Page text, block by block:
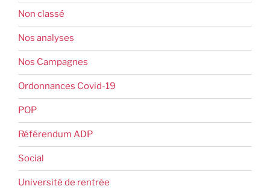
Non classé
Nos analyses
Nos Campagnes
Ordonnances Covid-19
POP
Référendum ADP
Social
Université de rentrée